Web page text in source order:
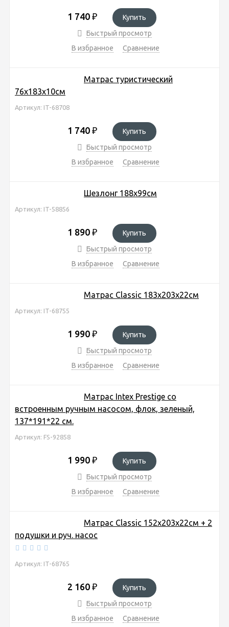
1 740 ₽
Купить
Быстрый просмотр
В избранное
Сравнение
Матрас туристический
76х183х10см
Артикул: IT-68708
1 740 ₽
Купить
Быстрый просмотр
В избранное
Сравнение
Шезлонг 188х99см
Артикул: IT-58856
1 890 ₽
Купить
Быстрый просмотр
В избранное
Сравнение
Матрас Classic 183х203х22см
Артикул: IT-68755
1 990 ₽
Купить
Быстрый просмотр
В избранное
Сравнение
Матрас Intex Prestige со
встроенным ручным насосом, флок, зеленый,
137*191*22 см.
Артикул: FS-92858
1 990 ₽
Купить
Быстрый просмотр
В избранное
Сравнение
Матрас Classic 152х203х22см + 2
подушки и руч. насос
Артикул: IT-68765
2 160 ₽
Купить
Быстрый просмотр
В избранное
Сравнение